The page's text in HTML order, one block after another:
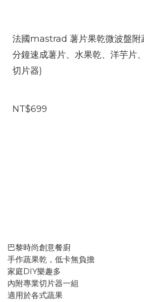
法國mastrad 薯片果乾微波盤附
分鐘速成薯片、水果乾、洋芋片
切片器)
NT$699
巴黎時尚創意餐廚
手作蔬果乾，低卡無負擔
家庭DIY樂趣多
內附專業切片器一組
適用於各式蔬果